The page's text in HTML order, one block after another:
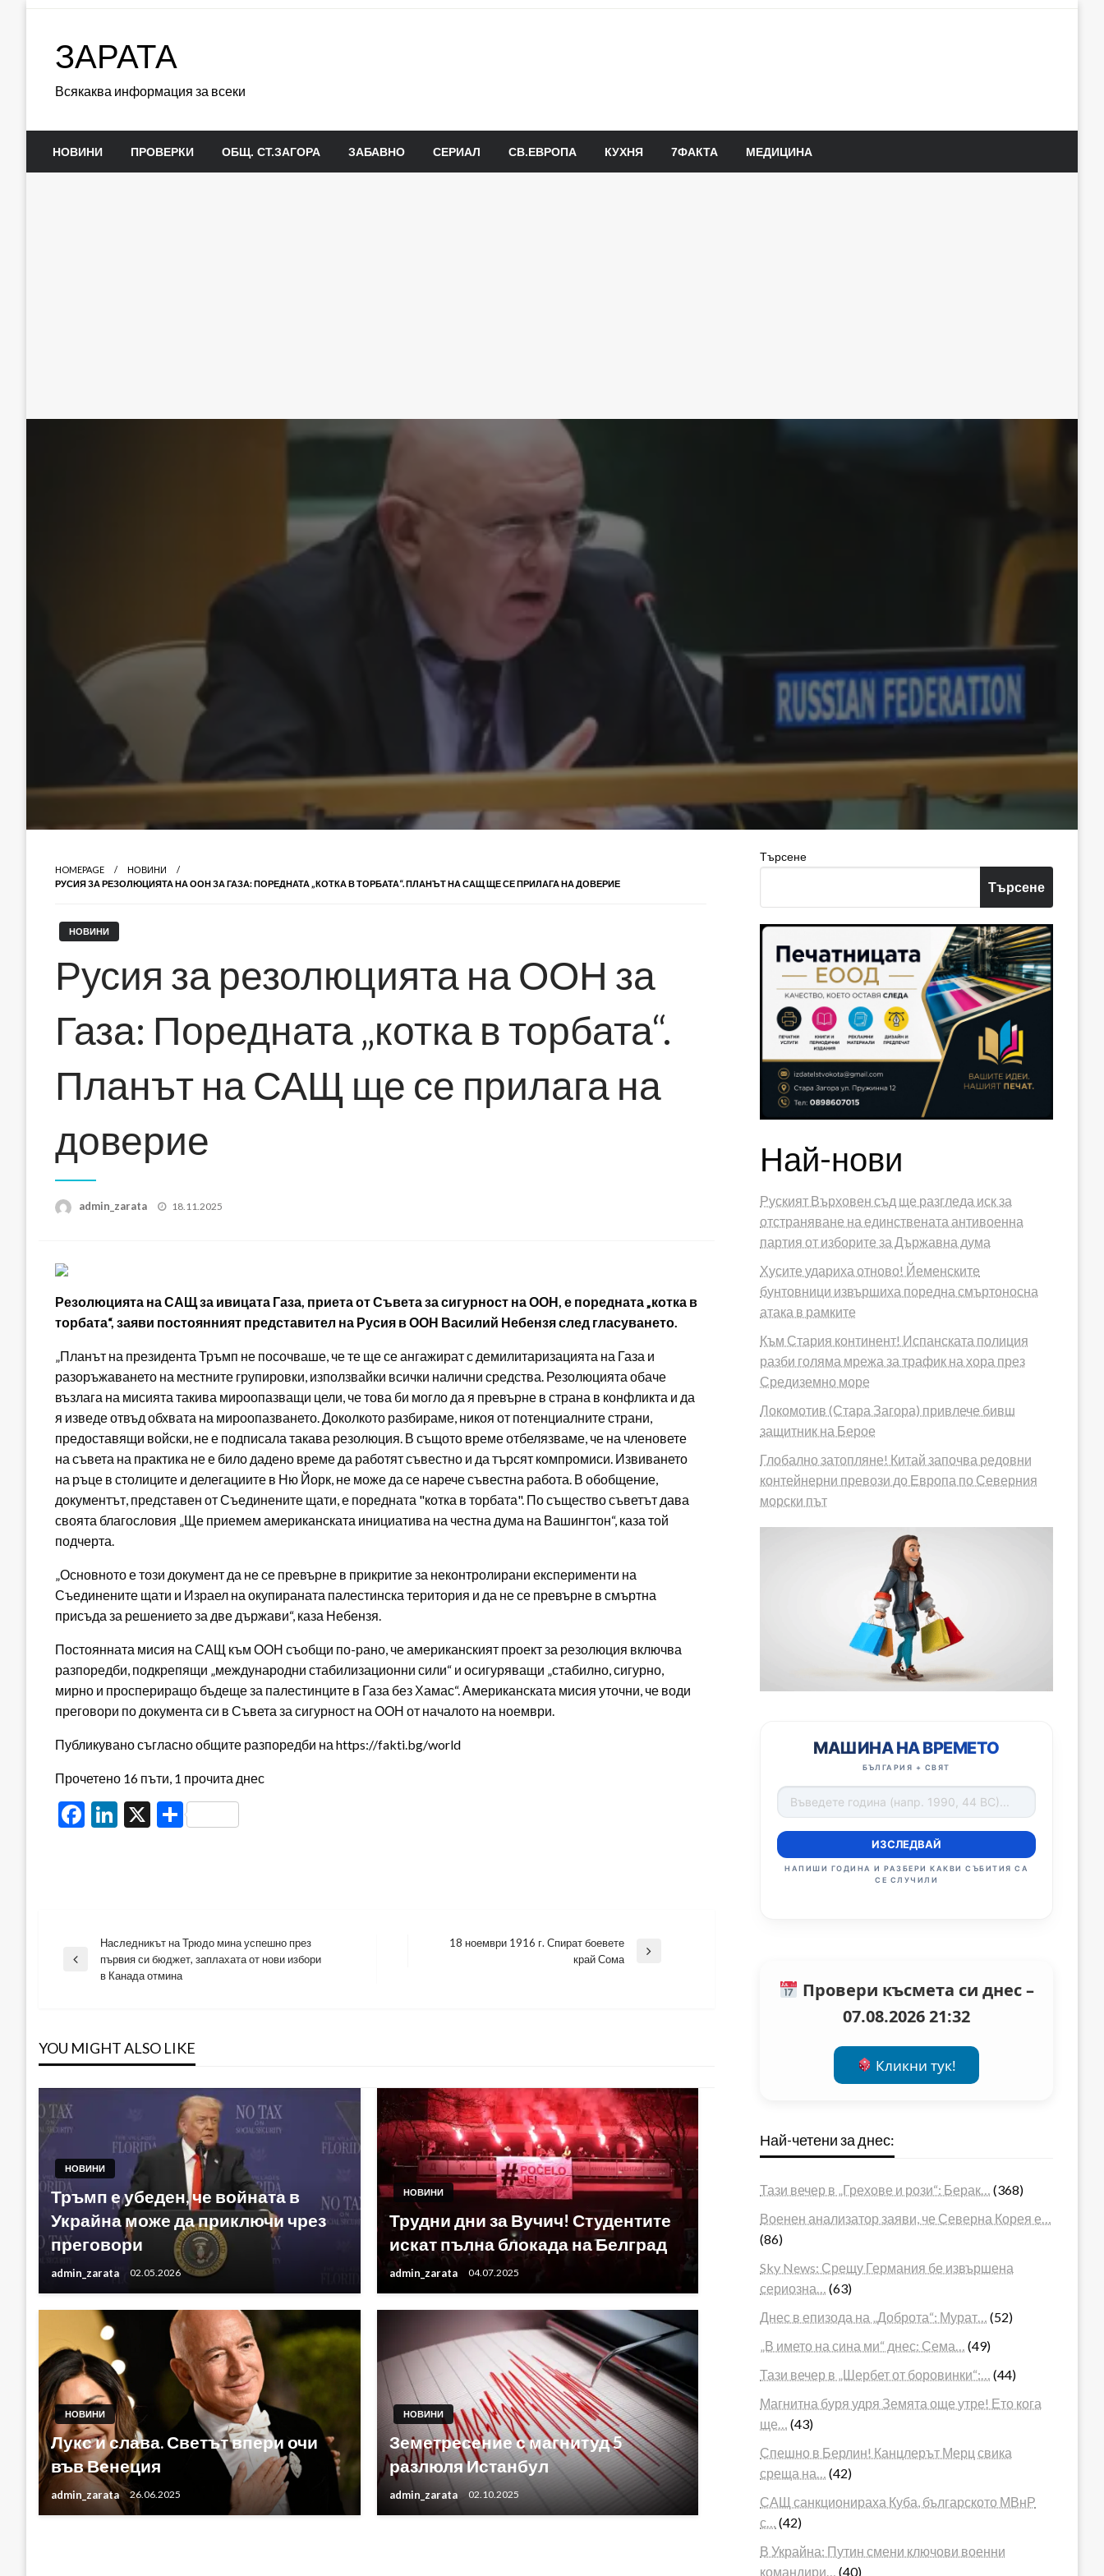
ЗАРАТА
Всякаква информация за всеки
НОВИНИ ПРОВЕРКИ ОБЩ. СТ.ЗАГОРА ЗАБАВНО СЕРИАЛ СВ.ЕВРОПА КУХНЯ 7ФАКТА МЕДИЦИНА
HOMEPAGE
НОВИНИ
РУСИЯ ЗА РЕЗОЛЮЦИЯТА НА ООН ЗА ГАЗА: ПОРЕДНАТА „КОТКА В ТОРБАТА“. ПЛАНЪТ НА САЩ ЩЕ СЕ ПРИЛАГА НА ДОВЕРИЕ
НОВИНИ
Русия за резолюцията на ООН за
Газа: Поредната „котка в торбата“.
Планът на САЩ ще се прилага на
доверие
admin_zarata
Posted
18.11.2025
Резолюцията на САЩ за ивицата Газа, приета от Съвета за сигурност на ООН, е поредната „котка в
торбата“, заяви постоянният представител на Русия в ООН Василий Небензя след гласуването.
„Планът на президента Тръмп не посочваше, че те ще се ангажират с демилитаризацията на Газа и
разоръжаването на местните групировки, използвайки всички налични средства. Резолюцията обаче
възлага на мисията такива мироопазващи цели, че това би могло да я превърне в страна в конфликта и да
я изведе отвъд обхвата на мироопазването. Доколкото разбираме, никоя от потенциалните страни,
предоставящи войски, не е подписала такава резолюция. В същото време отбелязваме, че на членовете
на съвета на практика не е било дадено време да работят съвестно и да търсят компромиси. Извиването
на ръце в столиците и делегациите в Ню Йорк, не може да се нарече съвестна работа. В обобщение,
документът, представен от Съединените щати, е поредната "котка в торбата". По същество съветът дава
своята благословия „Ще приемем американската инициатива на честна дума на Вашингтон“, каза той
подчерта.
„Основното е този документ да не се превърне в прикритие за неконтролирани експерименти на
Съединените щати и Израел на окупираната палестинска територия и да не се превърне в смъртна
присъда за решението за две държави“, каза Небензя.
Постоянната мисия на САЩ към ООН съобщи по-рано, че американският проект за резолюция включва
разпоредби, подкрепящи „международни стабилизационни сили“ и осигуряващи „стабилно, сигурно,
мирно и проспериращо бъдеще за палестинците в Газа без Хамас“. Американската мисия уточни, че води
преговори по документа си в Съвета за сигурност на ООН от началото на ноември.
Публикувано съгласно общите разпоредби на https://fakti.bg/world
Прочетено 16 пъти, 1 прочита днес
Facebook
LinkedIn
X Share
Навигация
Previous
Наследникът на Трюдо мина успешно през
първия си бюджет, заплахата от нови избори
в Канада отмина
18 ноември 1916 г. Спират боевете
край Сома
YOU MIGHT ALSO LIKE
НОВИНИ
Тръмп е убеден, че войната в
Украйна може да приключи чрез
преговори
admin_zarata 02.05.2026
НОВИНИ
Трудни дни за Вучич! Студентите
искат пълна блокада на Белград
admin_zarata 04.07.2025
НОВИНИ
Лукс и слава. Светът впери очи
във Венеция
admin_zarata 26.06.2025
НОВИНИ
Земетресение с магнитуд 5
разлюля Истанбул
admin_zarata 02.10.2025
Търсене
Търсене
Най-нови
Руският Върховен съд ще разгледа иск за
отстраняване на единствената антивоенна
партия от изборите за Държавна дума
Хусите удариха отново! Йеменските
бунтовници извършиха поредна смъртоносна
атака в рамките
Към Стария континент! Испанската полиция
разби голяма мрежа за трафик на хора през
Средиземно море
Локомотив (Стара Загора) привлече бивш
защитник на Берое
Глобално затопляне! Китай започва редовни
контейнерни превози до Европа по Северния
морски път
МАШИНА НА ВРЕМЕТО
БЪЛГАРИЯ + СВЯТ
ИЗСЛЕДВАЙ
НАПИШИ ГОДИНА И РАЗБЕРИ КАКВИ СЪБИТИЯ СА
СЕ СЛУЧИЛИ
Провери късмета си днес –
07.08.2026 21:32
Кликни тук!
Най-четени за днес:
Тази вечер в „Грехове и рози“: Берак…
(368)
Военен анализатор заяви, че Северна Корея е…
(86)
Sky News: Срещу Германия бе извършена
сериозна…
(63)
Днес в епизода на „Доброта“: Мурат…
(52)
„В името на сина ми“ днес: Сема…
(49)
Тази вечер в „Шербет от боровинки“:…
(44)
Магнитна буря удря Земята още утре! Ето кога
ще…
(43)
Спешно в Берлин! Канцлерът Мерц свика
среща на…
(42)
САЩ санкционираха Куба, българското МВнР
с…
(42)
В Украйна: Путин смени ключови военни
командири…
(40)